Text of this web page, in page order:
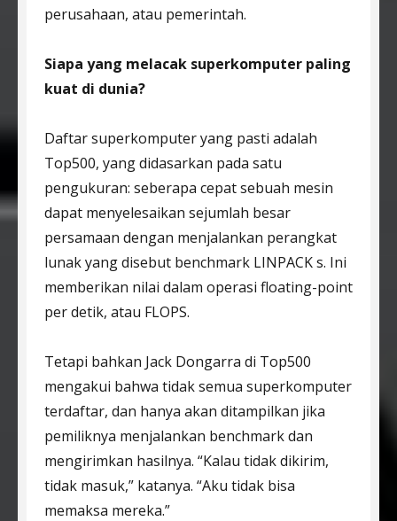
perusahaan, atau pemerintah.
Siapa yang melacak superkomputer paling
kuat di dunia?
Daftar superkomputer yang pasti adalah
Top500, yang didasarkan pada satu
pengukuran: seberapa cepat sebuah mesin
dapat menyelesaikan sejumlah besar
persamaan dengan menjalankan perangkat
lunak yang disebut benchmark LINPACK s. Ini
memberikan nilai dalam operasi floating-point
per detik, atau FLOPS.
Tetapi bahkan Jack Dongarra di Top500
mengakui bahwa tidak semua superkomputer
terdaftar, dan hanya akan ditampilkan jika
pemiliknya menjalankan benchmark dan
mengirimkan hasilnya. “Kalau tidak dikirim,
tidak masuk,” katanya. “Aku tidak bisa
memaksa mereka.”